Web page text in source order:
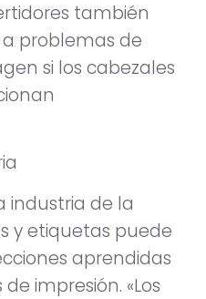
también
problemas de
si los cabezales
industria de la
y etiquetas puede
aprendidas
impresión. «Los